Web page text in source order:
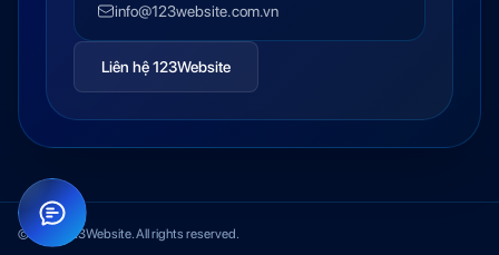
info@123website.com.vn
Liên hệ 123Website
© 2026 123Website. All rights reserved.